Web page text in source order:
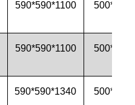
590*590*1100
590*590*1100
590*590*1340